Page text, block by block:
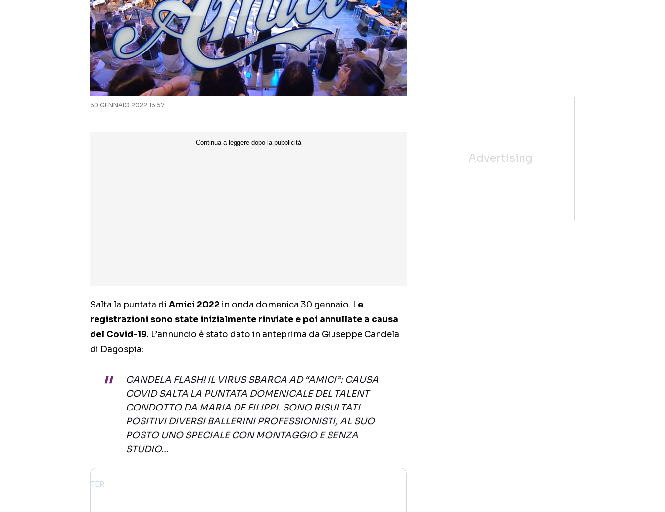
30 GENNAIO 2022 13:57
Salta la puntata di Amici 2022 in onda domenica 30 gennaio. Le
registrazioni sono state inizialmente rinviate e poi annullate a causa
del Covid-19. L’annuncio è stato dato in anteprima da Giuseppe Candela
di Dagospia:
CANDELA FLASH! IL VIRUS SBARCA AD “AMICI”: CAUSA
COVID SALTA LA PUNTATA DOMENICALE DEL TALENT
CONDOTTO DA MARIA DE FILIPPI. SONO RISULTATI
POSITIVI DIVERSI BALLERINI PROFESSIONISTI, AL SUO
POSTO UNO SPECIALE CON MONTAGGIO E SENZA
STUDIO…